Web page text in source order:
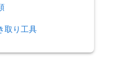
取り工具